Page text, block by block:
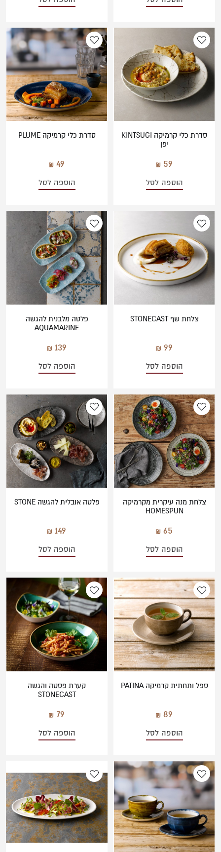
סדרת כלי קרמיקה KINTSUGI
יפן
59
הוספה לסל
סדרת כלי קרמיקה PLUME
49
הוספה לסל
צלחת שף STONECAST
99
הוספה לסל
פלטה מלבנית להגשה
AQUAMARINE
139
הוספה לסל
צלחת מנה עיקרית מקרמיקה
HOMESPUN
65
הוספה לסל
פלטה אובלית להגשה STONE
149
הוספה לסל
ספל ותחתית קרמיקה PATINA
89
הוספה לסל
קערת פסטה והגשה
STONECAST
79
הוספה לסל